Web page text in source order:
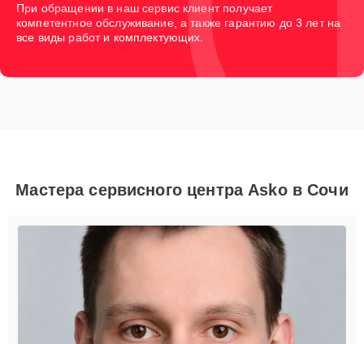
При обращении в наш сервис клиент получает
компетентное обслуживание, а также гарантию до 3 лет на
все виды работ и комплектующих.
Мастера сервисного центра Asko в Сочи